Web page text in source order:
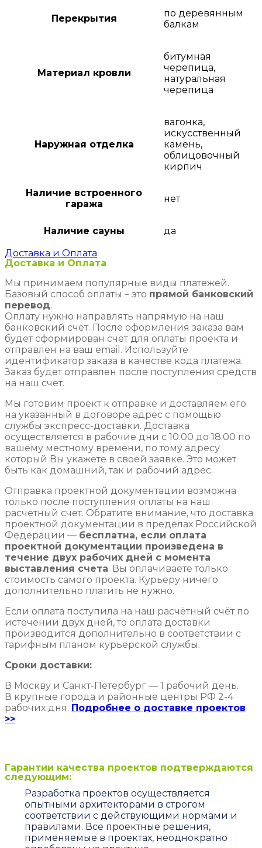
Перекрытия
по деревянным
балкам
Материал кровли
битумная
черепица,
натуральная
черепица
Наружная отделка
вагонка,
искусственный
камень,
облицовочный
кирпич
Наличие встроенного
гаража
нет
Наличие сауны
да
Доставка и Оплата
Доставка и Оплата
Мы принимаем популярные виды платежей.
Базовый способ оплаты – это прямой банковский
перевод.
Оплату нужно направлять напрямую на наш
банковский счет. После оформления заказа вам
будет сформирован счет для оплаты проекта и
отправлен на ваш email. Используйте
идентификатор заказа в качестве кода платежа.
Заказ будет отправлен после поступления средств
на наш счет.
Мы готовим проект к отправке и доставляем его
на указанный в договоре адрес с помощью
службы экспресс-доставки. Доставка
осуществляется в рабочие дни с 10.00 до 18.00 по
вашему местному времени, по тому адресу
который Вы укажете в своей заявке. Это может
быть как домашний, так и рабочий адрес.
Отправка проектной документации возможна
только после поступления оплаты на наш
расчетный счет. Обратите внимание, что доставка
проектной документации в пределах Российской
Федерации — бесплатна, если оплата
проектной документации произведена в
течение двух рабочих дней с момента
выставления счета. Вы оплачиваете только
стоимость самого проекта. Курьеру ничего
дополнительно платить не нужно.
Если оплата поступила на наш расчётный счёт по
истечении двух дней, то оплата доставки
производится дополнительно в соответствии с
тарифным планом курьерской службы.
Сроки доставки:
В Москву и Санкт-Петербург — 1 рабочий день.
В крупные города и районные центры РФ 2-4
рабочих дня. Подробнее о доставке проектов
>>
Гарантии качества проектов подтверждаются
следующим:
Разработка проектов осуществляется
опытными архитекторами в строгом
соответствии с действующими нормами и
правилами. Все проектные решения,
применяемые в проектах, неоднократно